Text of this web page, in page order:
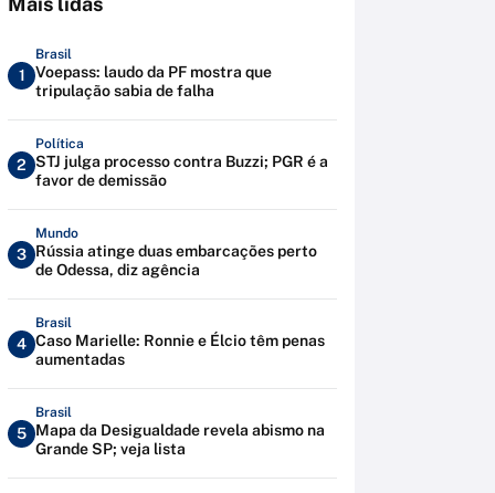
1
Brasil
Voepass: laudo da PF mostra que
tripulação sabia de falha
2
Política
STJ julga processo contra Buzzi; PGR é a
favor de demissão
3
Mundo
Rússia atinge duas embarcações perto
de Odessa, diz agência
4
Brasil
Caso Marielle: Ronnie e Élcio têm penas
aumentadas
5
Brasil
Mapa da Desigualdade revela abismo na
Grande SP; veja lista